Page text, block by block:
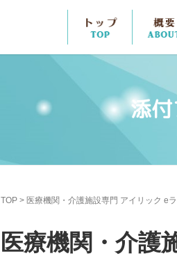
TOP
添
TOP> 医療機関・介護施設専門 アイリック e
医療機関・介護